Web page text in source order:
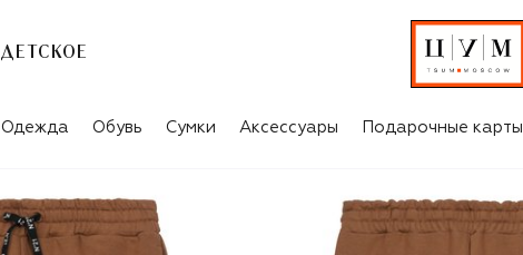
ДЕТСКОЕ
Одежда Обувь Сумки Аксессуары Подарочные карты